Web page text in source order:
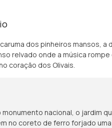
dos pinheiros mansos, a
relvado onde a música rompe
coração dos Olivais.
nacional, o jardim
no coreto de ferro forjado